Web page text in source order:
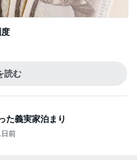
読む
た義実家泊まり
日前